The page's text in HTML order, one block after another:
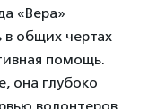
«Вера»
общих чертах
помощь.
она глубоко